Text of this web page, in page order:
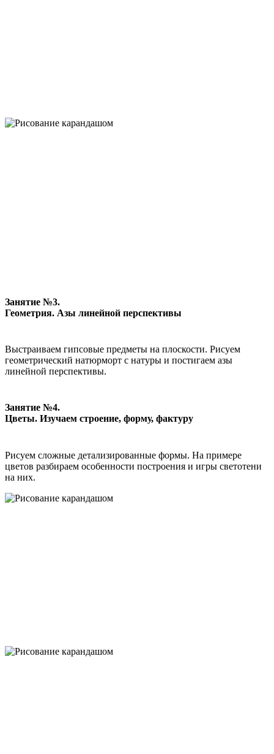
Занятие №3.
Геометрия. Азы линейной перспективы
Выстраиваем гипсовые предметы на плоскости. Рисуем
геометрический натюрморт с натуры и постигаем азы
линейной перспективы.
Занятие №4.
Цветы. Изучаем строение, форму, фактуру
Рисуем сложные детализированные формы. На примере
цветов разбираем особенности построения и игры светотени
на них.